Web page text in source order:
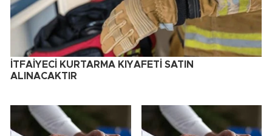
İTFAİYECİ KURTARMA KIYAFETİ SATIN
ALINACAKTIR